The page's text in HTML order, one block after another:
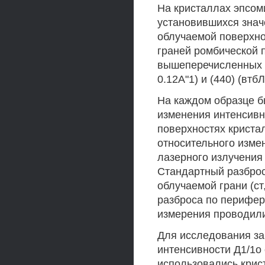
На кристаллах
установившихся
облучаемой
граней
0.12А"1) и (440)
На каждом образце
изменения
поверхностях
относительного
лазерного
Стандартный
облучаемой грани
разброса по
измерения
Для исследования
интенсивности Д1/